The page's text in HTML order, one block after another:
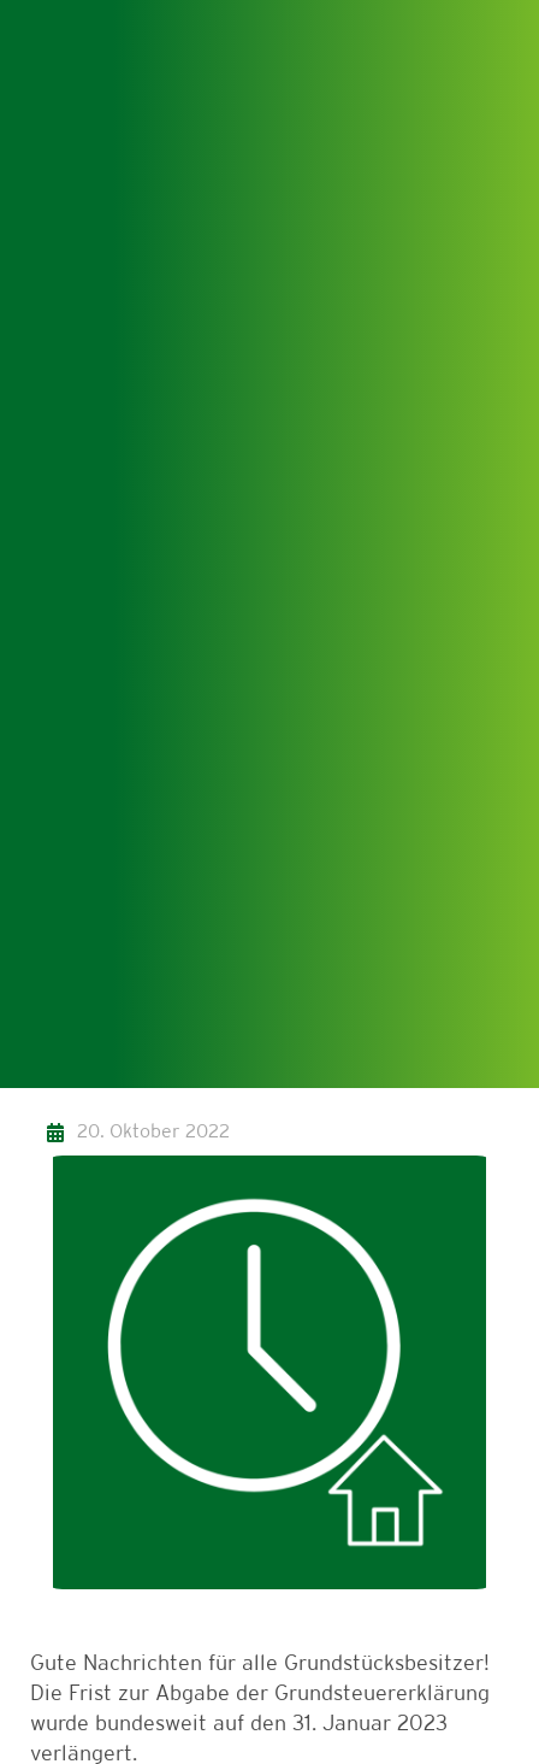
20. Oktober 2022
Gute Nachrichten für alle Grundstücksbesitzer!
Die Frist zur Abgabe der Grundsteuererklärung
wurde bundesweit auf den 31. Januar 2023
verlängert.